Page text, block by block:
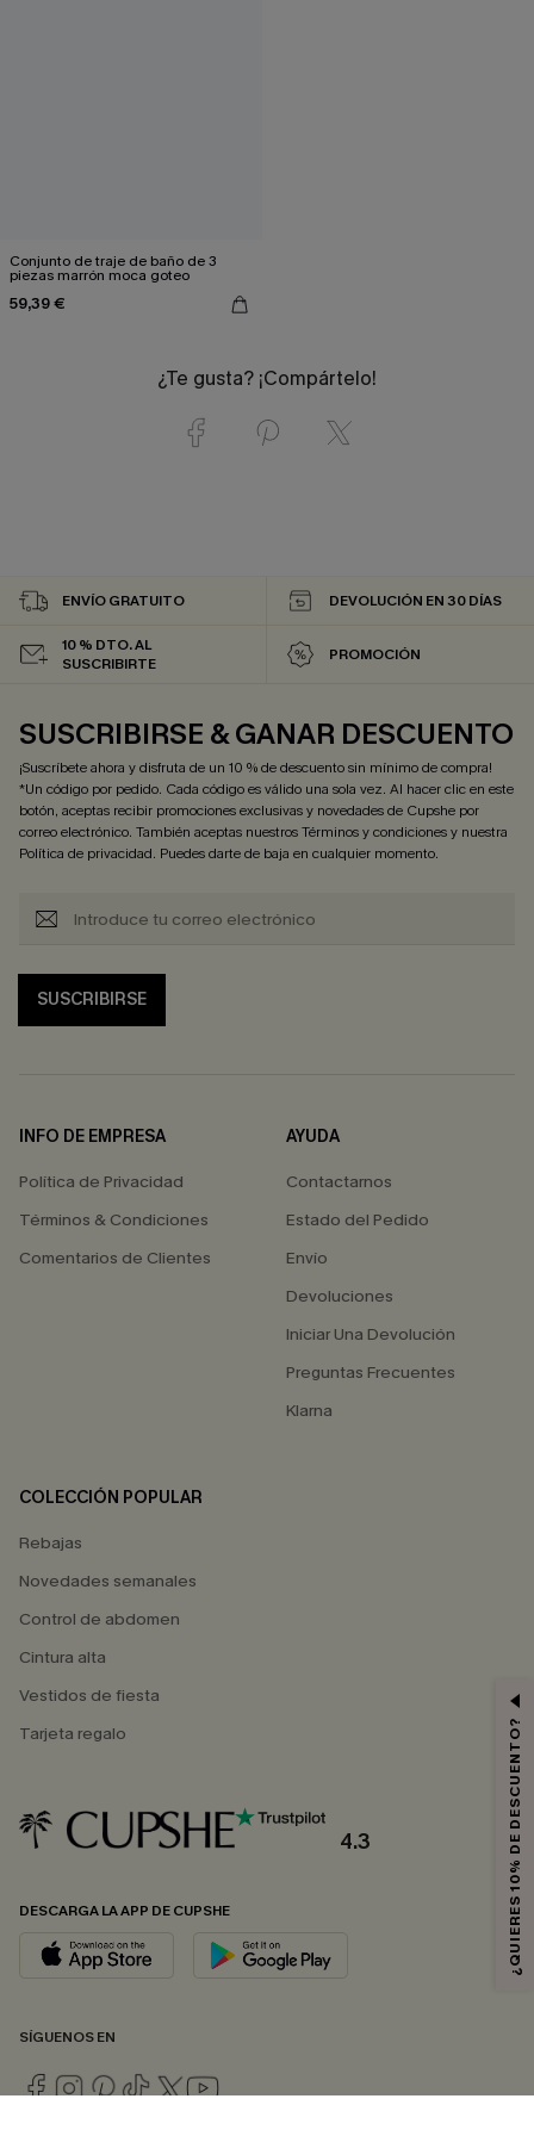
Conjunto de traje de baño de 3
piezas marrón moca goteo
59,39 €
¿Te gusta? ¡Compártelo!
ENVÍO GRATUITO DEVOLUCIÓN EN 30 DÍAS
10 % DTO. AL
SUSCRIBIRTE
PROMOCIÓN
SUSCRIBIRSE & GANAR DESCUENTO
¡Suscríbete ahora y disfruta de un 10 % de descuento sin mínimo de compra!
*Un código por pedido. Cada código es válido una sola vez. Al hacer clic en este
botón, aceptas recibir promociones exclusivas y novedades de Cupshe por
correo electrónico. También aceptas nuestrosTérminos y condicionesy nuestra
Política de privacidad. Puedes darte de baja en cualquier momento.
SUSCRIBIRSE
INFO DE EMPRESA
Política de Privacidad
Términos & Condiciones
Comentarios de Clientes
AYUDA
Contactarnos
Estado del Pedido
Envío
Devoluciones
Iniciar Una Devolución
Preguntas Frecuentes
Klarna
COLECCIÓN POPULAR
Rebajas
Novedades semanales
Control de abdomen
Cintura alta
Vestidos de fiesta
Tarjeta regalo
4.3
DESCARGA LA APP DE CUPSHE
SÍGUENOS EN
¿QUIERES 10% DE DESCUENTO?